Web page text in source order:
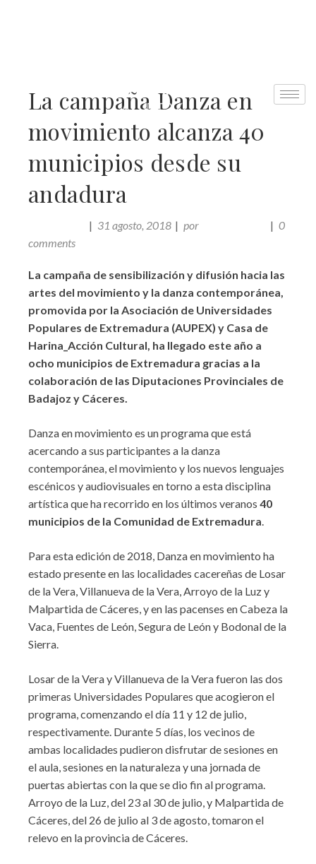
La campaña Danza en
movimiento alcanza 40
municipios desde su
andadura
31 agosto, 2018 por
0
comments
La campaña de sensibilización y difusión hacia las
artes del movimiento y la danza contemporánea,
promovida por la Asociación de Universidades
Populares de Extremadura (AUPEX) y Casa de
Harina_Acción Cultural, ha llegado este año a
ocho municipios de Extremadura gracias a la
colaboración de las Diputaciones Provinciales de
Badajoz y Cáceres.
Danza en movimiento es un programa que está
acercando a sus participantes a la danza
contemporánea, el movimiento y los nuevos lenguajes
escénicos y audiovisuales en torno a esta disciplina
artística que ha recorrido en los últimos veranos 40
municipios de la Comunidad de Extremadura.
Para esta edición de 2018, Danza en movimiento ha
estado presente en las localidades cacereñas de Losar
de la Vera, Villanueva de la Vera, Arroyo de la Luz y
Malpartida de Cáceres, y en las pacenses en Cabeza la
Vaca, Fuentes de León, Segura de León y Bodonal de la
Sierra.
Losar de la Vera y Villanueva de la Vera fueron las dos
primeras Universidades Populares que acogieron el
programa, comenzando el día 11 y 12 de julio,
respectivamente. Durante 5 días, los vecinos de
ambas localidades pudieron disfrutar de sesiones en
el aula, sesiones en la naturaleza y una jornada de
puertas abiertas con la que se dio fin al programa.
Arroyo de la Luz, del 23 al 30 de julio, y Malpartida de
Cáceres, del 26 de julio al 3 de agosto, tomaron el
relevo en la provincia de Cáceres.